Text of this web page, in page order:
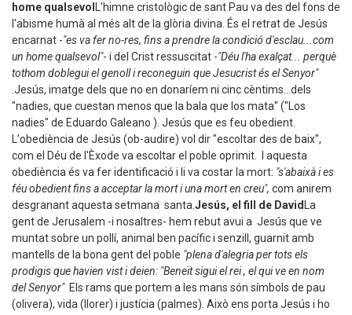
home qualsevol
L'himne cristològic de sant Pau va des del fons de
l'abisme humà al més alt de la glòria divina. És el retrat de Jesús
encarnat -"es va fer no-res, fins a prendre la condició d'esclau...com
un home qualsevol"- i del Crist ressuscitat -"Déu l'ha exalçat... perquè
tothom doblegui el genoll i reconeguin que Jesucrist és el Senyor"
.Jesús, imatge dels que no en donaríem ni cinc cèntims...dels
"nadies, que cuestan menos que la bala que los mata" ("Los
nadies" de Eduardo Galeano ). Jesús que es feu obedient.
L'obediència de Jesús (ob-audire) vol dir "escoltar des de baix",
com el Déu de l'Èxode va escoltar el poble oprimit. I aquesta
obediència és va fer identificació i li va costar la mort: "s'abaixà i es
féu obedient fins a acceptar la mort i una mort en creu", com anirem
desgranant aquesta setmana santa. Jesús, el fill de David
La
gent de Jerusalem -i nosaltres- hem rebut avui a Jesús que ve
muntat sobre un pollí, animal ben pacífic i senzill, guarnit amb
mantells de la bona gent del poble "plena d'alegria per tots els
prodigis que havien vist i deien: "Beneït sigui el rei , el qui ve en nom
del Senyor" Els rams que portem a les mans són símbols de pau
(olivera), vida (llorer) i justícia (palmes). Això ens porta Jesús i ho